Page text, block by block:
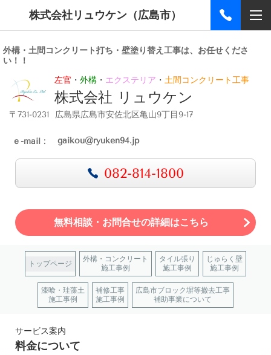
株式会社リュウケン（広島市）
外構・土間コンクリート打ち・壁塗り替え工事は、お任せくださ
い！！
左官 ・ 外構 ・ エクステリア ・ 土間コンクリート工事
株式会社 リュウケン
〒731-0231 広島県広島市安佐北区亀山9丁目9-17
ｅ-mail : gaikou@ryuken94.jp
082-814-1800
無料相談・お問合せの詳細はこちら
トップページ
外構・コンクリート
施工事例
タイル張り
施工事例
じゅらく壁
施工事例
漆喰・珪藻土
施工事例
補修工事
施工事例
広島市ブロック塀等撤去工事
補助事業について
サービス案内
料金について